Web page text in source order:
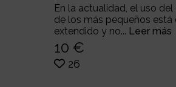
En la actualidad, el uso
de los más pequeños
extendido y no... Leer más
10 €
26